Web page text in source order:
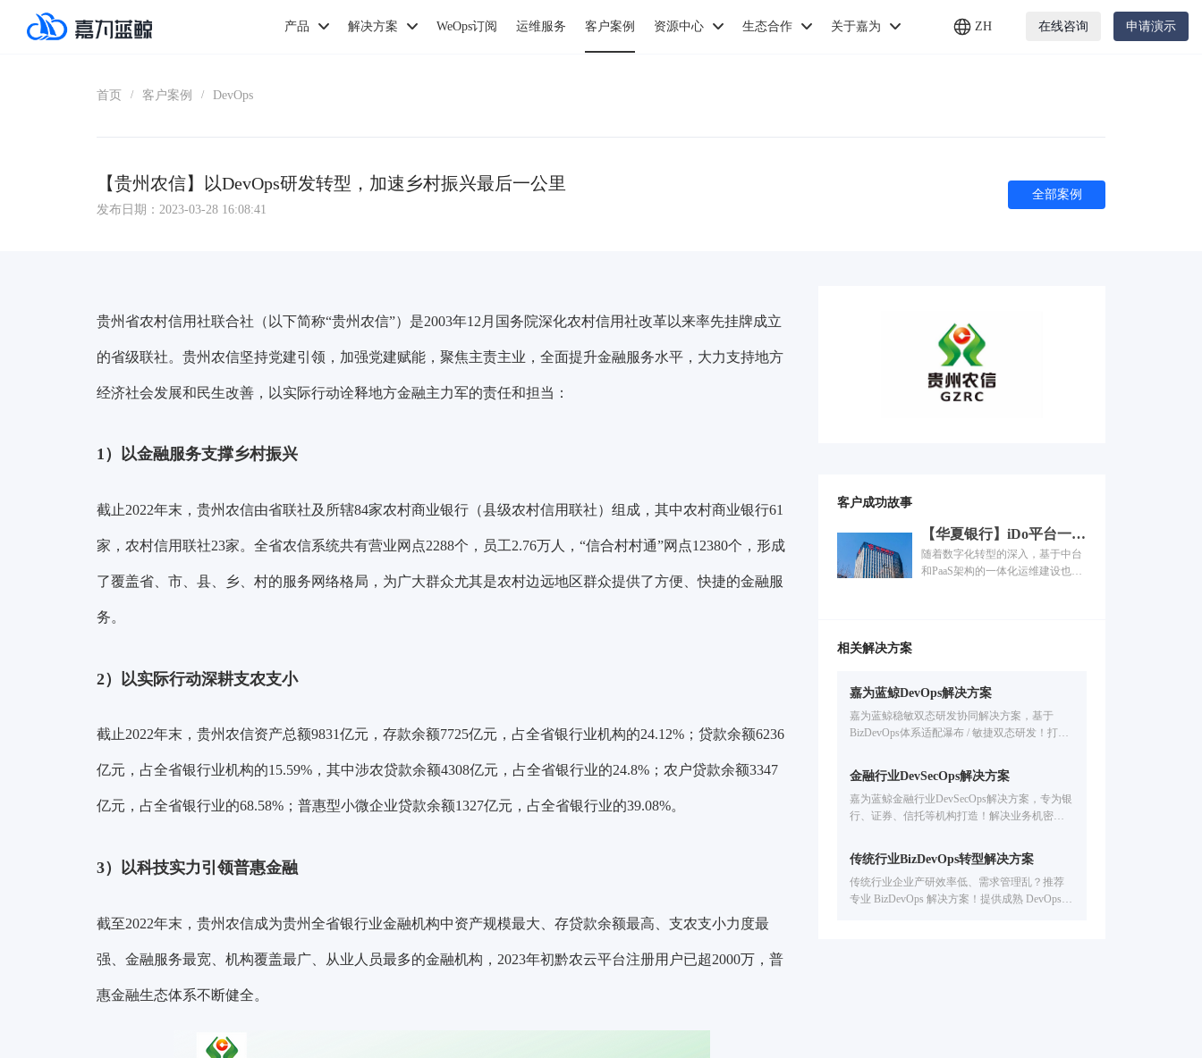
产品 解决方案 WeOps订阅 运维服务 客户案例 资源中心 生态合作 关于嘉为 ZH 在线咨询 申请演示
首页 / 客户案例 / DevOps
【贵州农信】以DevOps研发转型，加速乡村振兴最后一公里
发布日期：2023-03-28 16:08:41
全部案例
贵州省农村信用社联合社（以下简称“贵州农信”）是2003年12月国务院深化农村信用社改革以来率先挂牌成立
的省级联社。贵州农信坚持党建引领，加强党建赋能，聚焦主责主业，全面提升金融服务水平，大力支持地方
经济社会发展和民生改善，以实际行动诠释地方金融主力军的责任和担当：
1）以金融服务支撑乡村振兴
截止2022年末，贵州农信由省联社及所辖84家农村商业银行（县级农村信用联社）组成，其中农村商业银行61
家，农村信用联社23家。全省农信系统共有营业网点2288个，员工2.76万人，“信合村村通”网点12380个，形成
了覆盖省、市、县、乡、村的服务网络格局，为广大群众尤其是农村边远地区群众提供了方便、快捷的金融服
务。
2）以实际行动深耕支农支小
截止2022年末，贵州农信资产总额9831亿元，存款余额7725亿元，占全省银行业机构的24.12%；贷款余额6236
亿元，占全省银行业机构的15.59%，其中涉农贷款余额4308亿元，占全省银行业的24.8%；农户贷款余额3347
亿元，占全省银行业的68.58%；普惠型小微企业贷款余额1327亿元，占全省银行业的39.08%。
3）以科技实力引领普惠金融
截至2022年末，贵州农信成为贵州全省银行业金融机构中资产规模最大、存贷款余额最高、支农支小力度最
强、金融服务最宽、机构覆盖最广、从业人员最多的金融机构，2023年初黔农云平台注册用户已超2000万，普
惠金融生态体系不断健全。
客户成功故事
【华夏银行】iDo平台一体
化运维的落地过程
随着数字化转型的深入，基于中台
和PaaS架构的一体化运维建设也在
相关解决方案
嘉为蓝鲸DevOps解决方案
嘉为蓝鲸稳敏双态研发协同解决方案，基于
BizDevOps体系适配瀑布 / 敏捷双态研发！打通
发资产，全流程度量分析，解决研发效能低、
协同难问题，已服务金融 / 汽车等行业企业提升
交付效率。
金融行业DevSecOps解决方案
嘉为蓝鲸金融行业DevSecOps解决方案，专为银
行、证券、信托等机构打造！解决业务机密保
痛点，提供本地化 / 混合云部署、全生命周期质
量管控、研发数据可视化，助力提升数字业务
交付效率 & 数字资产安全
传统行业BizDevOps转型解决方案
传统行业企业产研效率低、需求管理乱？推荐
专业 BizDevOps 解决方案！提供成熟 DevOps